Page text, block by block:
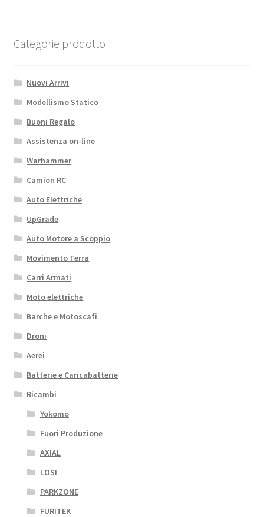
Categorie prodotto
Nuovi Arrivi
Modellismo Statico
Buoni Regalo
Assistenza on-line
Warhammer
Camion RC
Auto Elettriche
UpGrade
Auto Motore a Scoppio
Movimento Terra
Carri Armati
Moto elettriche
Barche e Motoscafi
Droni
Aerei
Batterie e Caricabatterie
Ricambi
Yokomo
Fuori Produzione
AXIAL
LOSI
PARKZONE
FURITEK